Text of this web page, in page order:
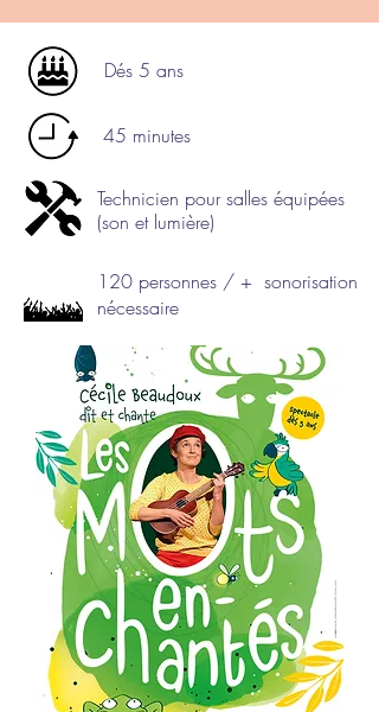
Dés 5 ans
45 minutes
Technicien pour salles équipées
(son et lumière)
120 personnes / + sonorisation
nécessaire